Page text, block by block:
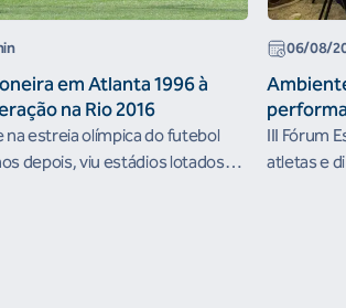
em Atlanta 1996 à
na Rio 2016
estreia olímpica do futebol
depois, viu estádios lotados
06/08/
III Fórum
atletas e